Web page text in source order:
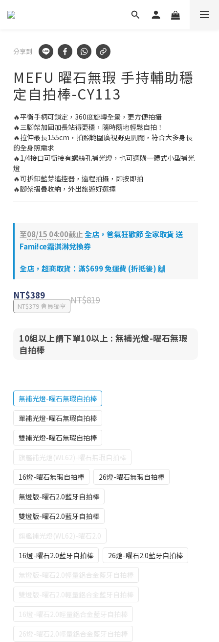
分享到
MEFU 曜石無瑕 手持輔助穩
定自拍棒-CY113
🔥平衡手柄可鎖定，360度旋轉全景，更方便拍攝
🔥三腳架加固加長站得更穩，隨時隨地輕鬆自拍！
🔥拉伸最長155cm，拍照範圍廣視野更開闊，符合大多身長
的全身照需求
🔥1/4接口可銜接有螺絲孔補光燈，也可選購一體式小型補光
燈
🔥可拆卸藍芽遙控器，遠程拍攝，即按即拍
🔥腳架摺疊收納，外出旅遊好選擇
至08/15 04:00截止全店，爸氣狂歡節 全家取貨 送
Fami!ce霜淇淋兌換券
全店，超商取貨：滿$699 免運費 (折抵後) 🙌
NT$819
NT$389
NT$379 會員獨享
10組以上請下單10以上 : 無補光燈-曜石無瑕
自拍棒
無補光燈-曜石無瑕自拍棒
單補光燈-曜石無瑕自拍棒
雙補光燈-曜石無瑕自拍棒
旗艦補光燈(WL62)-曜石無瑕自拍棒
16燈-曜石無瑕自拍棒
26燈-曜石無瑕自拍棒
無燈版-曜石2.0藍牙自拍棒
雙燈版-曜石2.0藍牙自拍棒
旗艦補光燈(WL62)-曜石2.0
16燈-曜石2.0藍牙自拍棒
26燈-曜石2.0藍牙自拍棒
無燈版-曜石2.0輕量鋁合金藍牙自拍棒
雙燈版-曜石2.0輕量鋁合金藍牙自拍棒
16燈-曜石2.0輕量鋁合金藍牙自拍棒
26燈-曜石2.0輕量鋁合金藍牙自拍棒
✕
🛡️ APEXEL/MEFU品牌保固一年!
立即逛逛
✅ APEXEL商品享15天鑑賞期!
立即逛逛